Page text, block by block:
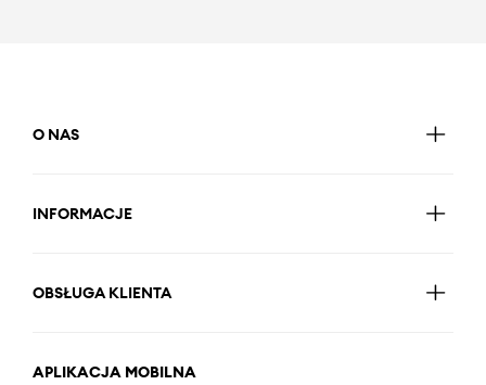
O NAS
INFORMACJE
OBSŁUGA KLIENTA
APLIKACJA MOBILNA